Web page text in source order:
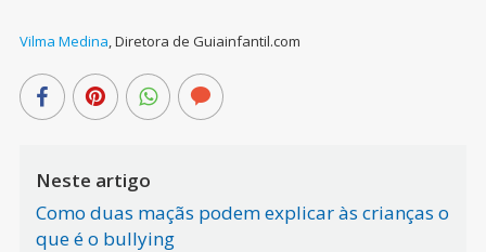
Vilma Medina,Diretora de Guiainfantil.com
Neste artigo
Como duas maçãs podem explicar às crianças o
que é o bullying